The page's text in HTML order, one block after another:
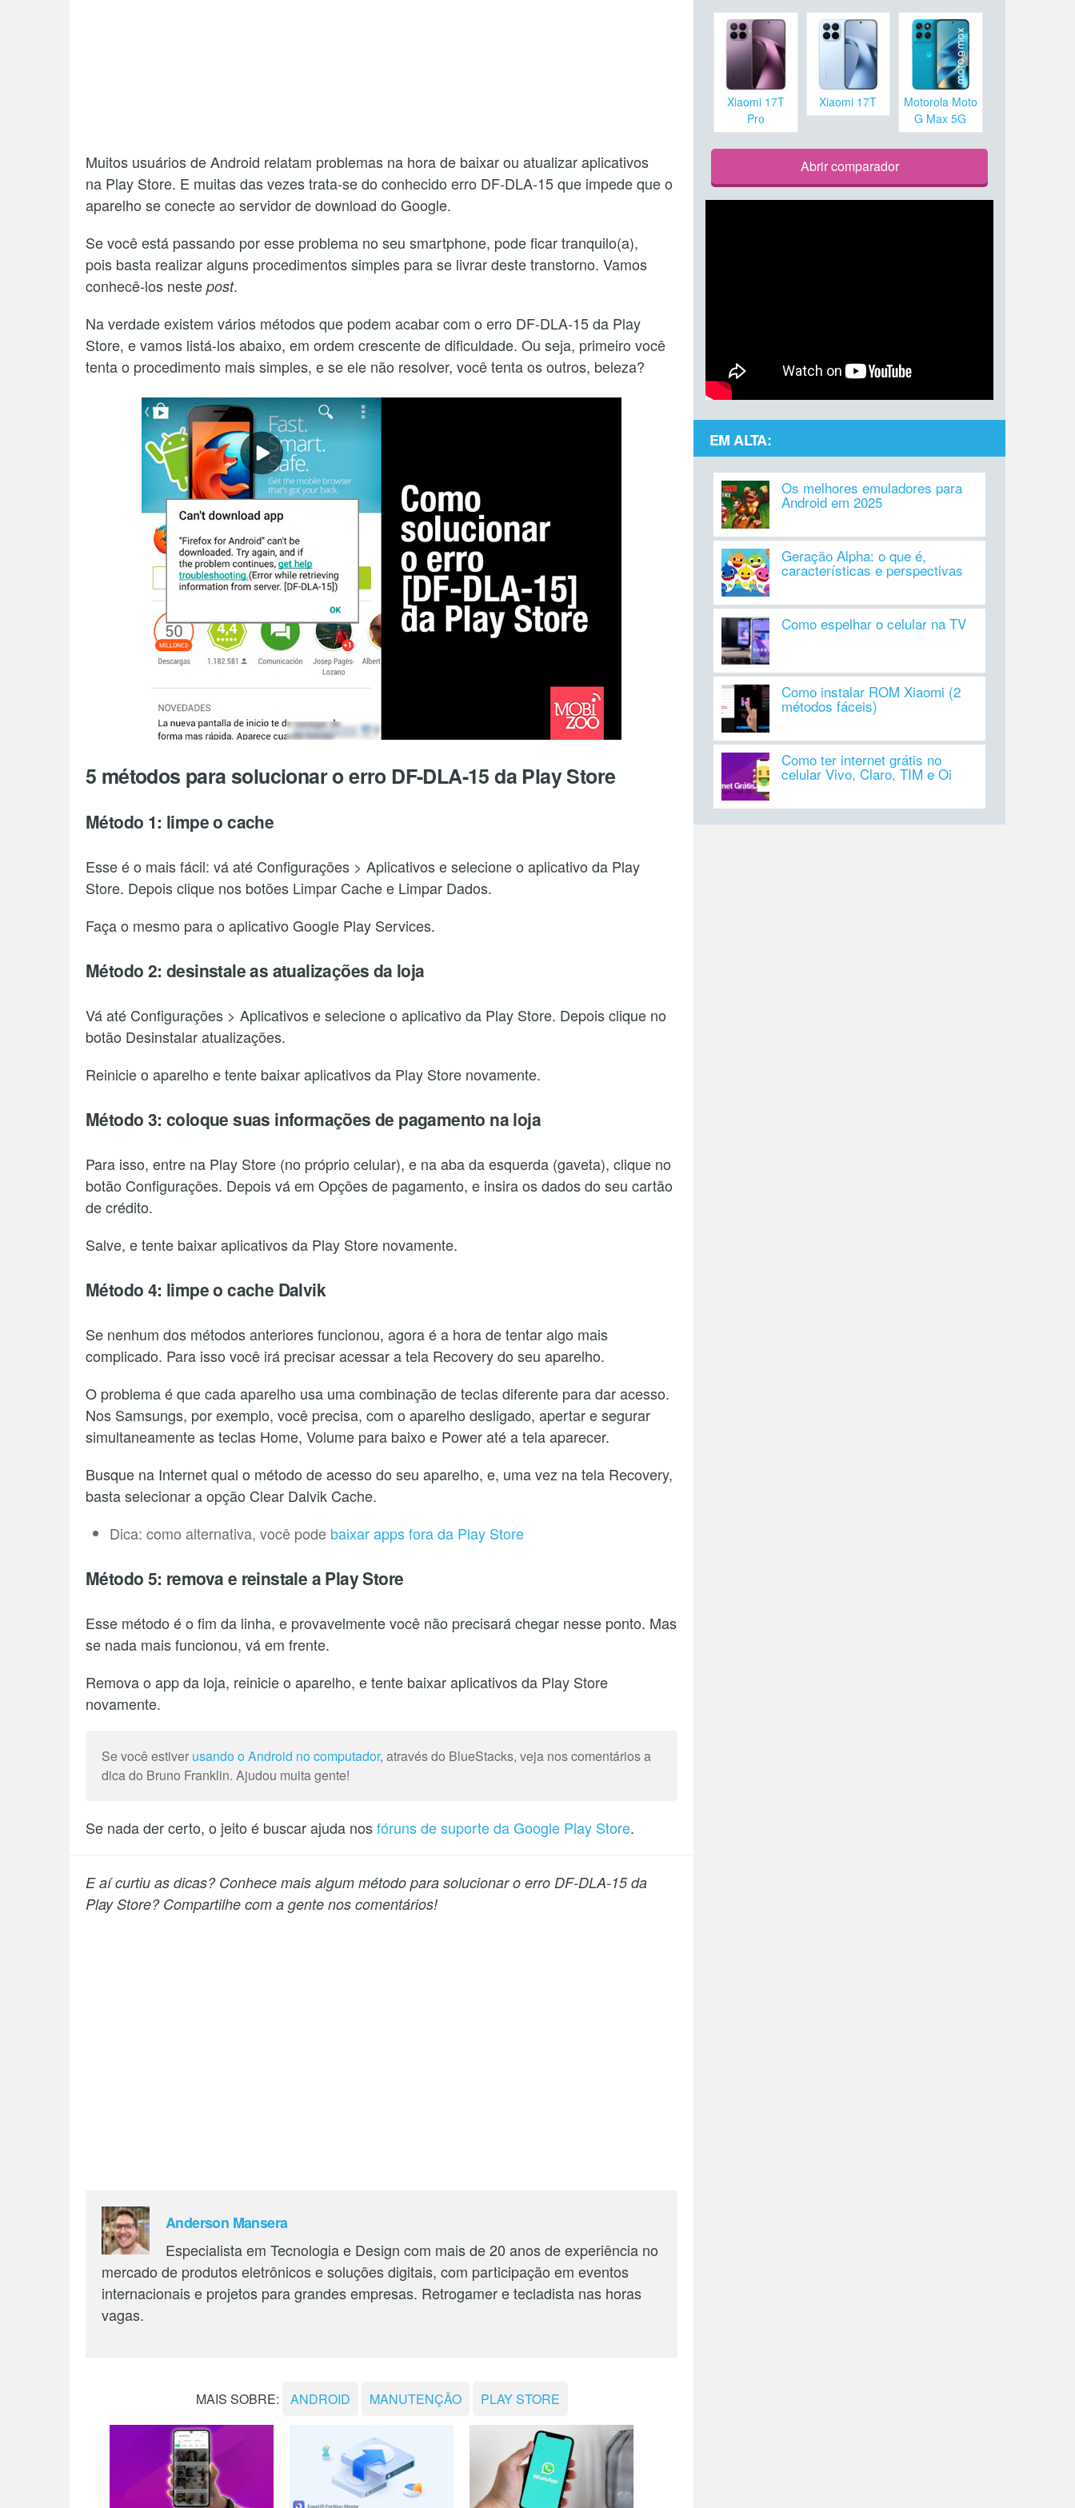
Muitos usuários de Android relatam problemas na hora de baixar ou atualizar aplicativos
na Play Store. E muitas das vezes trata-se do conhecido erro DF-DLA-15 que impede que o
aparelho se conecte ao servidor de download do Google.
Se você está passando por esse problema no seu smartphone, pode ficar tranquilo(a),
pois basta realizar alguns procedimentos simples para se livrar deste transtorno. Vamos
conhecê-los neste post.
Na verdade existem vários métodos que podem acabar com o erro DF-DLA-15 da Play
Store, e vamos listá-los abaixo, em ordem crescente de dificuldade. Ou seja, primeiro você
tenta o procedimento mais simples, e se ele não resolver, você tenta os outros, beleza?
5 métodos para solucionar o erro DF-DLA-15 da Play Store
Método 1: limpe o cache
Esse é o mais fácil: vá até Configurações > Aplicativos e selecione o aplicativo da Play
Store. Depois clique nos botões Limpar Cache e Limpar Dados.
Faça o mesmo para o aplicativo Google Play Services.
Método 2: desinstale as atualizações da loja
Vá até Configurações > Aplicativos e selecione o aplicativo da Play Store. Depois clique no
botão Desinstalar atualizações.
Reinicie o aparelho e tente baixar aplicativos da Play Store novamente.
Método 3: coloque suas informações de pagamento na loja
Para isso, entre na Play Store (no próprio celular), e na aba da esquerda (gaveta), clique no
botão Configurações. Depois vá em Opções de pagamento, e insira os dados do seu cartão
de crédito.
Salve, e tente baixar aplicativos da Play Store novamente.
Método 4: limpe o cache Dalvik
Se nenhum dos métodos anteriores funcionou, agora é a hora de tentar algo mais
complicado. Para isso você irá precisar acessar a tela Recovery do seu aparelho.
O problema é que cada aparelho usa uma combinação de teclas diferente para dar acesso.
Nos Samsungs, por exemplo, você precisa, com o aparelho desligado, apertar e segurar
simultaneamente as teclas Home, Volume para baixo e Power até a tela aparecer.
Busque na Internet qual o método de acesso do seu aparelho, e, uma vez na tela Recovery,
basta selecionar a opção Clear Dalvik Cache.
Dica: como alternativa, você pode baixar apps fora da Play Store
Método 5: remova e reinstale a Play Store
Esse método é o fim da linha, e provavelmente você não precisará chegar nesse ponto. Mas
se nada mais funcionou, vá em frente.
Remova o app da loja, reinicie o aparelho, e tente baixar aplicativos da Play Store
novamente.
Se você estiver usando o Android no computador, através do BlueStacks, veja nos comentários a
dica do Bruno Franklin. Ajudou muita gente!
Se nada der certo, o jeito é buscar ajuda nosfóruns de suporte da Google Play Store.
E aí curtiu as dicas? Conhece mais algum método para solucionar o erro DF-DLA-15 da
Play Store? Compartilhe com a gente nos comentários!
Anderson Mansera
Especialista em Tecnologia e Design com mais de 20 anos de experiência no
mercado de produtos eletrônicos e soluções digitais, com participação em eventos
internacionais e projetos para grandes empresas. Retrogamer e tecladista nas horas
vagas.
MAIS SOBRE: ANDROID MANUTENÇÃO PLAY STORE
Xiaomi 17T
Pro
Xiaomi 17T
Motorola Moto
G Max 5G
Abrir comparador
EM ALTA:
Os melhores emuladores para
Android em 2025
Geração Alpha: o que é,
características e perspectivas
Como espelhar o celular na TV
Como instalar ROM Xiaomi (2
métodos fáceis)
Como ter internet grátis no
celular Vivo, Claro, TIM e Oi